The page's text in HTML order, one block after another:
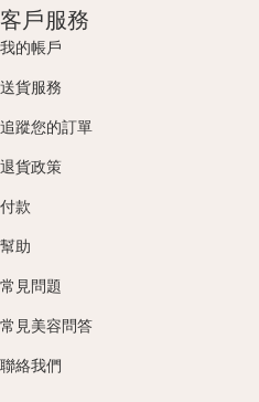
客戶服務
我的帳戶
送貨服務
追蹤您的訂單
退貨政策
付款
幫助
常見問題
常見美容問答
聯絡我們